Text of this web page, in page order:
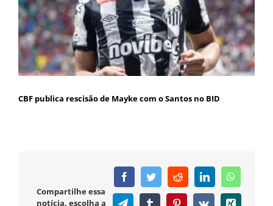
CBF publica rescisão de Mayke com o Santos no BID
Compartilhe essa
notícia, escolha a
FacebookTwitterRedditLinkedIn
TelegramTumblr PinterestVk Xing